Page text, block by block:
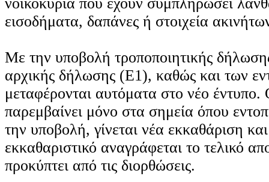
εισοδήματα, δαπάνες ή στοιχεία
Με την υποβολή τροποποιητικής
αρχικής δήλωσης (Ε1), καθώς και των
μεταφέρονται αυτόματα στο νέο
παρεμβαίνει μόνο στα σημεία όπου
την υποβολή, γίνεται νέα εκκαθάριση
εκκαθαριστικό αναγράφεται το τελικό
προκύπτει από τις διορθώσεις.